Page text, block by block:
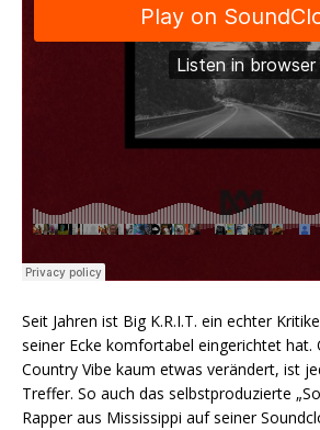
Seit Jahren ist Big K.R.I.T. ein echter
seiner Ecke komfortabel eingerichtet hat.
Country Vibe kaum etwas verändert, ist
Treffer. So auch das selbstproduzierte
Rapper aus Mississippi auf seiner